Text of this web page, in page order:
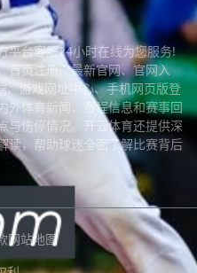
平台客服24小时在线为您服务!
首页注册、最新官网、官网入
游戏网址中心、手机网页版登
外体育新闻、赛程信息和赛事回
与伤停情况。开云体育还提供深
读，帮助球迷全面了解比赛背后
网站地图